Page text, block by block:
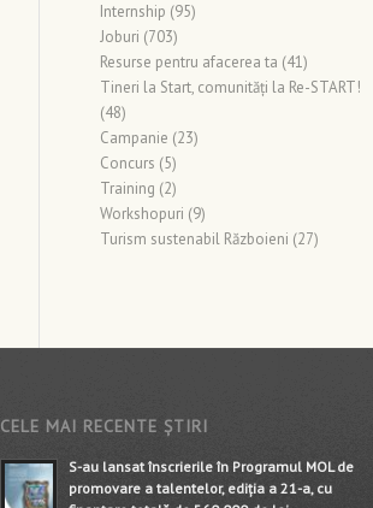
Internship (95)
Joburi (703)
Resurse pentru afacerea ta (41)
Tineri la Start, comunități la Re-START!
(48)
Campanie (23)
Concurs (5)
Training (2)
Workshopuri (9)
Turism sustenabil Războieni (27)
CELE MAI RECENTE ȘTIRI
S-au lansat înscrierile în Programul MOL de
promovare a talentelor, ediția a 21-a, cu